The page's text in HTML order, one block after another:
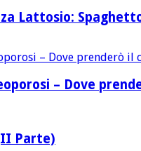
Lattosio:
– Dove
Parte)